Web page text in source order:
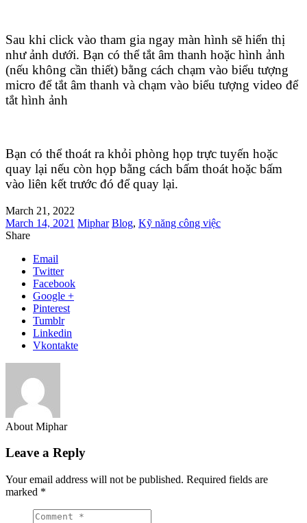
Sau khi click vào tham gia ngay màn hình sẽ hiển thị
như ảnh dưới. Bạn có thể tắt âm thanh hoặc hình ảnh
(nếu không cần thiết) bằng cách chạm vào biểu tượng
micro để tắt âm thanh và chạm vào biểu tượng video để
tắt hình ảnh
Bạn có thể thoát ra khỏi phòng họp trực tuyến hoặc
quay lại nếu còn họp bằng cách bấm thoát hoặc bấm
vào liên kết trước đó để quay lại.
March 21, 2022
March 14, 2021 Miphar Blog, Kỹ năng công việc
Share
Email
Twitter
Facebook
Google +
Pinterest
Tumblr
Linkedin
Vkontakte
About Miphar
Leave a Reply
Your email address will not be published. Required fields are
marked *